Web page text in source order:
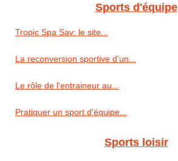
Sports d'équipe
Tropic Spa Sav: le site...
La reconversion sportive d'un...
Le rôle de l'entraineur au...
Pratiquer un sport d'équipe...
Sports loisir